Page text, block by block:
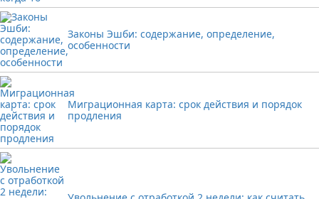
Законы Эшби: содержание, определение,
особенности
Миграционная карта: срок действия и порядок
продления